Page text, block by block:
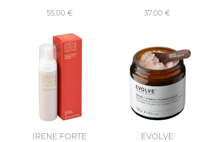
55,00 37,00
IRENE FORTE EVOLVE